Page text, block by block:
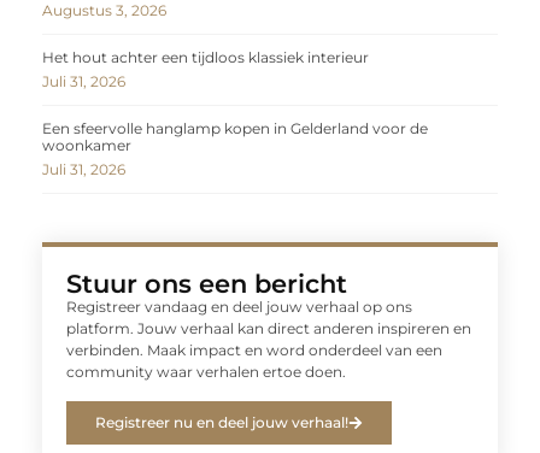
Augustus 3, 2026
Het hout achter een tijdloos klassiek interieur
Juli 31, 2026
Een sfeervolle hanglamp kopen in Gelderland voor de
woonkamer
Juli 31, 2026
Stuur ons een bericht
Registreer vandaag en deel jouw verhaal op ons
platform. Jouw verhaal kan direct anderen inspireren en
verbinden. Maak impact en word onderdeel van een
community waar verhalen ertoe doen.
Registreer nu en deel jouw verhaal!